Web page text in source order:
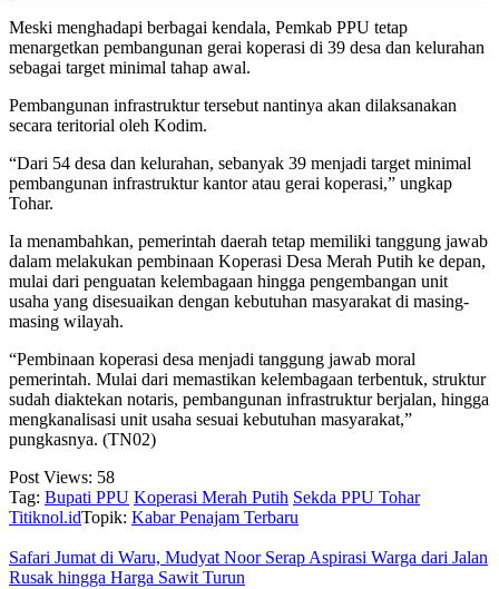
Meski menghadapi berbagai kendala, Pemkab PPU tetap
menargetkan pembangunan gerai koperasi di 39 desa dan kelurahan
sebagai target minimal tahap awal.
Pembangunan infrastruktur tersebut nantinya akan dilaksanakan
secara teritorial oleh Kodim.
“Dari 54 desa dan kelurahan, sebanyak 39 menjadi target minimal
pembangunan infrastruktur kantor atau gerai koperasi,” ungkap
Tohar.
Ia menambahkan, pemerintah daerah tetap memiliki tanggung jawab
dalam melakukan pembinaan Koperasi Desa Merah Putih ke depan,
mulai dari penguatan kelembagaan hingga pengembangan unit
usaha yang disesuaikan dengan kebutuhan masyarakat di masing-
masing wilayah.
“Pembinaan koperasi desa menjadi tanggung jawab moral
pemerintah. Mulai dari memastikan kelembagaan terbentuk, struktur
sudah diaktekan notaris, pembangunan infrastruktur berjalan, hingga
mengkanalisasi unit usaha sesuai kebutuhan masyarakat,”
pungkasnya. (TN02)
Post Views: 58
Tag: Bupati PPU Koperasi Merah Putih Sekda PPU Tohar
Titiknol.idTopik: Kabar Penajam Terbaru
Safari Jumat di Waru, Mudyat Noor Serap Aspirasi Warga dari Jalan
Rusak hingga Harga Sawit Turun